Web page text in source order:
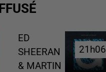
ED
SHEERAN
& MARTIN
21h06
21h06